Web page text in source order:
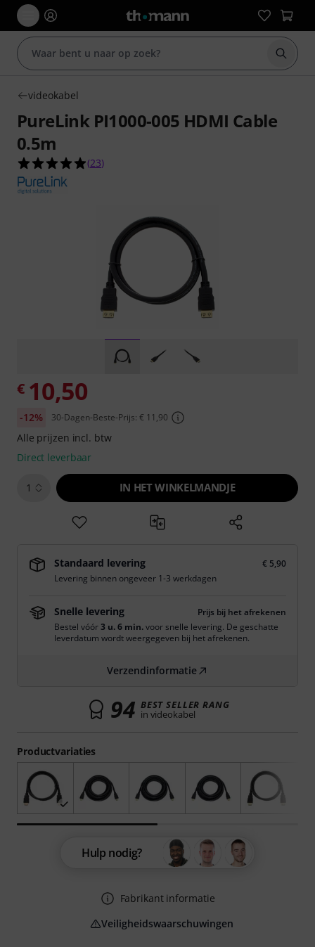
Zoek
videokabel
PureLink PI1000-005 HDMI Cable
0.5m
4.9 van de 5 sterren van 23 klantbeoordelingen
(23)
Productvariaties
€ 10,50
-12% 30-Dagen-Beste-Prijs: € 11,90
Alle prijzen incl. btw
Direct leverbaar
1 IN HET WINKELMANDJE
Standaard levering
€ 5,90
Levering binnen ongeveer 1-3 werkdagen
Snelle levering
Prijs bij het afrekenen
Bestel vóór3 u. 6 min.voor snelle levering. De geschatte
leverdatum wordt weergegeven bij het afrekenen.
Verzendinformatie
94 BEST SELLER RANG
in videokabel
Hulp nodig?
Fabrikant informatie
Veiligheidswaarschuwingen